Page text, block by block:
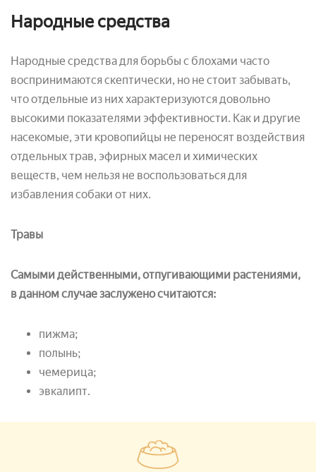
Народные средства
Народные средства для борьбы с блохами часто
воспринимаются скептически, но не стоит забывать,
что отдельные из них характеризуются довольно
высокими показателями эффективности. Как и другие
насекомые, эти кровопийцы не переносят воздействия
отдельных трав, эфирных масел и химических
веществ, чем нельзя не воспользоваться для
избавления собаки от них.
Травы
Самыми действенными, отпугивающими растениями,
в данном случае заслужено считаются:
пижма;
полынь;
чемерица;
эвкалипт.